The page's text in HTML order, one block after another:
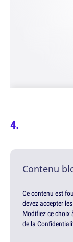
Contenu
Ce contenu est
devez accepter
Modifiez ce choix
de la